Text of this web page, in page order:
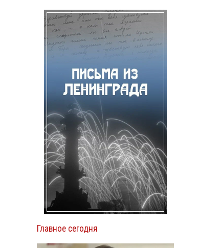
Главное сегодня